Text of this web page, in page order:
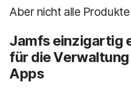
Aber nicht alle
Jamfs einzigartig
für die
Apps